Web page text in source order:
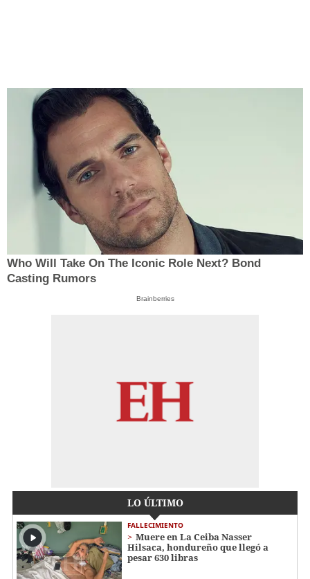
Who Will Take On The Iconic Role Next? Bond
Casting Rumors
Brainberries
LO ÚLTIMO
FALLECIMIENTO
Muere en La Ceiba Nasser
Hilsaca, hondureño que llegó a
pesar 630 libras